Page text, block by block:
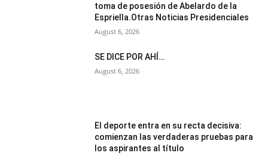
toma de posesión de Abelardo de la
Espriella.Otras Noticias Presidenciales
August 6, 2026
SE DICE POR AHÍ…
August 6, 2026
El deporte entra en su recta decisiva:
comienzan las verdaderas pruebas para
los aspirantes al título